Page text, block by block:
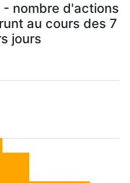
- nombre d'actions
au cours des 7
jours